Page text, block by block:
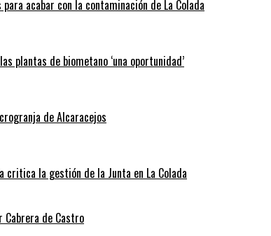
acabar con la contaminación de La Colada
plantas de biometano ‘una oportunidad’
de Alcaracejos
critica la gestión de la Junta en La Colada